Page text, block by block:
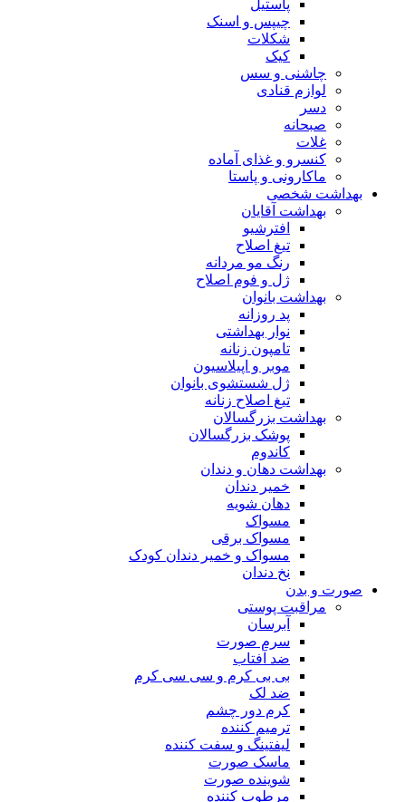
پاستیل
چیپس و اسنک
شکلات
کیک
چاشنی و سس
لوازم قنادی
دسر
صبحانه
غلات
کنسرو و غذای آماده
ماکارونی و پاستا
بهداشت شخصی
بهداشت آقایان
افترشیو
تیغ اصلاح
رنگ مو مردانه
ژل و فوم اصلاح
بهداشت بانوان
پد روزانه
نوار بهداشتی
تامپون زنانه
موبر و اپیلاسیون
ژل شستشوی بانوان
تیغ اصلاح زنانه
بهداشت بزرگسالان
پوشک بزرگسالان
کاندوم
بهداشت دهان و دندان
خمیر دندان
دهان شویه
مسواک
مسواک برقی
مسواک و خمیر دندان کودک
نخ دندان
صورت و بدن
مراقبت پوستی
آبرسان
سرم صورت
ضد آفتاب
بی بی کرم و سی سی کرم
ضد لک
کرم دور چشم
ترمیم کننده
لیفتینگ و سفت کننده
ماسک صورت
شوینده صورت
مرطوب کننده